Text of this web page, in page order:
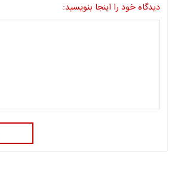
دیدگاه خود را اینجا بنویسید: